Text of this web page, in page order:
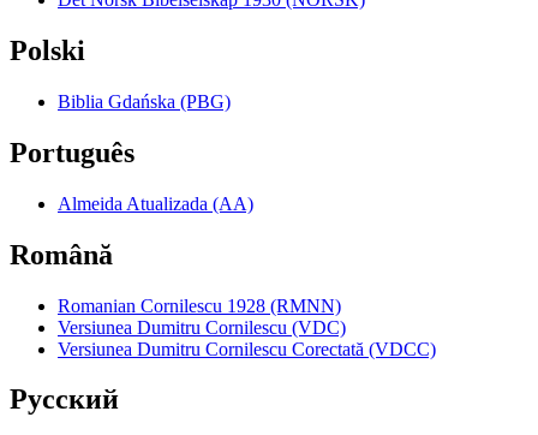
Polski
Biblia Gdańska (PBG)
Português
Almeida Atualizada (AA)
Română
Romanian Cornilescu 1928 (RMNN)
Versiunea Dumitru Cornilescu (VDC)
Versiunea Dumitru Cornilescu Corectată (VDCC)
Pyccкий